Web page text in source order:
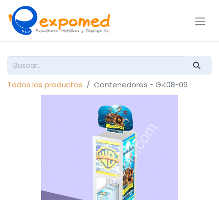
Todos los productos Contenedores - G408-09